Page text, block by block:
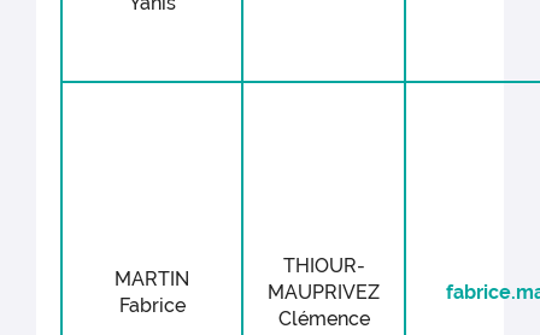
MARTIN
Fabrice
THIOUR-
MAUPRIVEZ
Clémence